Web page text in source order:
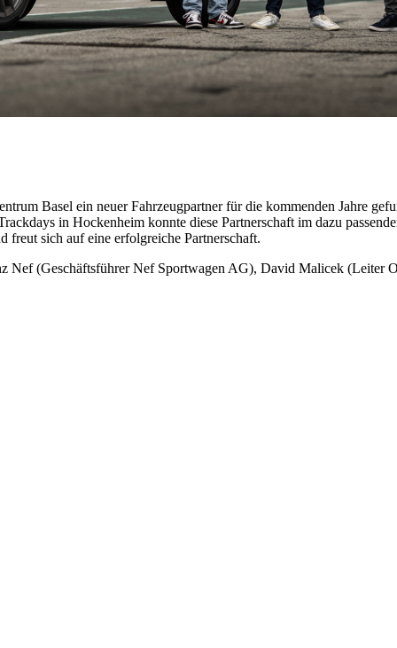
Basel ein neuer Fahrzeugpartner für die kommenden Jahre
in Hockenheim konnte diese Partnerschaft im dazu
sich auf eine erfolgreiche Partnerschaft.
(Geschäftsführer Nef Sportwagen AG), David Malicek (Leiter